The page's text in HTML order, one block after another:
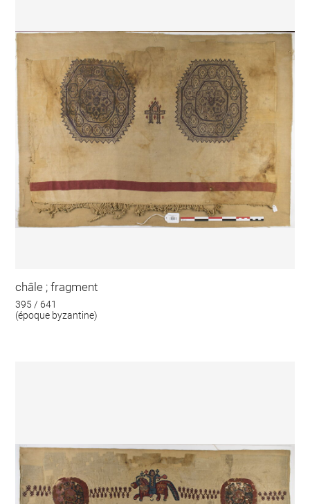
châle ; fragment
395 / 641
(époque byzantine)